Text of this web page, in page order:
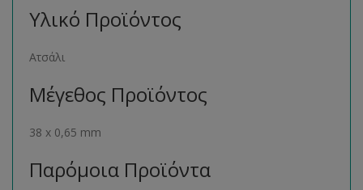
Υλικό Προϊόντος
Ατσάλι
Μέγεθος Προϊόντος
38 x 0,65 mm
Παρόμοια Προϊόντα